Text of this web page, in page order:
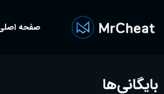
صفحه
بایگانی‌ها